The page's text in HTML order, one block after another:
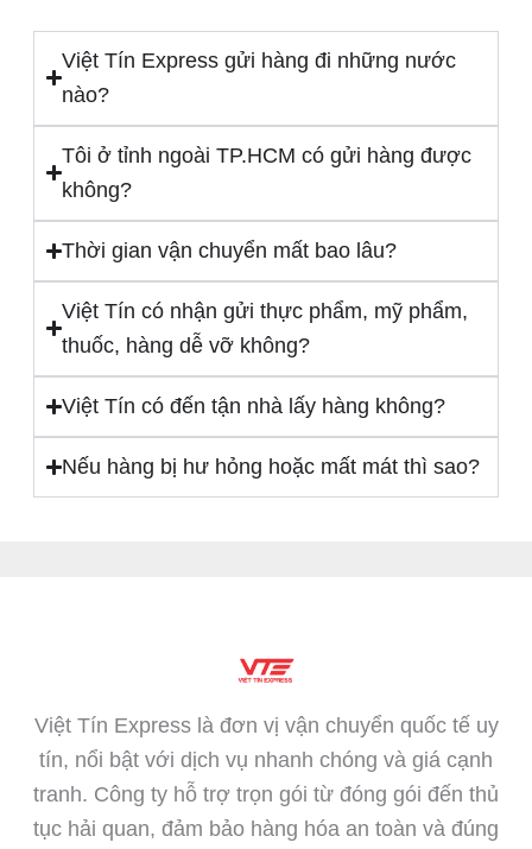
Việt Tín Express gửi hàng đi những nước
nào?
Tôi ở tỉnh ngoài TP.HCM có gửi hàng được
không?
Thời gian vận chuyển mất bao lâu?
Việt Tín có nhận gửi thực phẩm, mỹ phẩm,
thuốc, hàng dễ vỡ không?
Việt Tín có đến tận nhà lấy hàng không?
Nếu hàng bị hư hỏng hoặc mất mát thì sao?
Việt Tín Express là đơn vị vận chuyển quốc tế uy
tín, nổi bật với dịch vụ nhanh chóng và giá cạnh
tranh. Công ty hỗ trợ trọn gói từ đóng gói đến thủ
tục hải quan, đảm bảo hàng hóa an toàn và đúng